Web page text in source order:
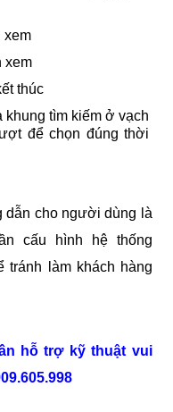
xem
xem
thúc
khung tìm kiếm ở vạch
để chọn đúng thời
cho người dùng là
cấu hình hệ thống
tránh làm khách hàng
hỗ trợ kỹ thuật vui